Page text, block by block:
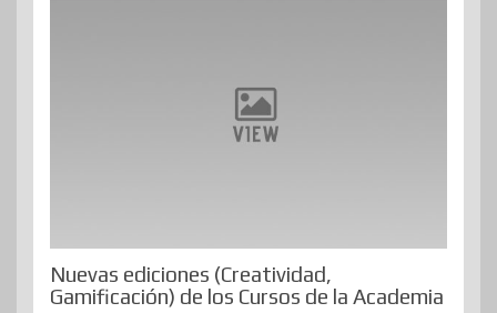
Nuevas ediciones (Creatividad,
Gamificación) de los Cursos de la Academia